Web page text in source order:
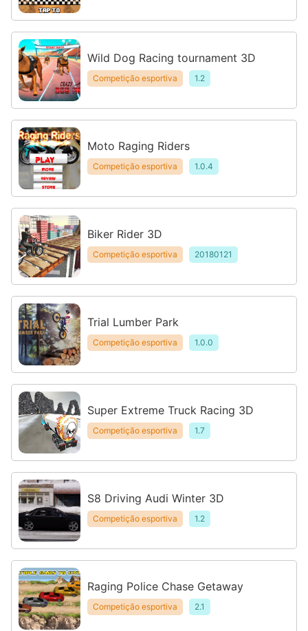
Wild Dog Racing tournament 3D
Competição esportiva 1.2
Moto Raging Riders
Competição esportiva 1.0.4
Biker Rider 3D
Competição esportiva 20180121
Trial Lumber Park
Competição esportiva 1.0.0
Super Extreme Truck Racing 3D
Competição esportiva 1.7
S8 Driving Audi Winter 3D
Competição esportiva 1.2
Raging Police Chase Getaway
Competição esportiva 2.1